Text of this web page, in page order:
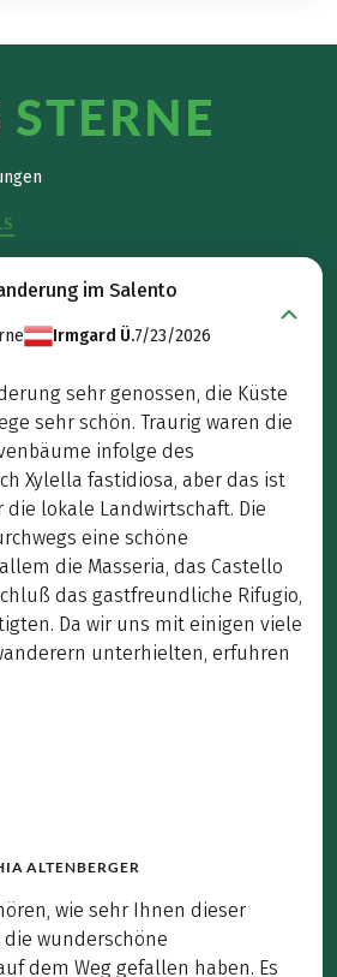
STERNE
im Salento
Irmgard Ü.7/23/2026
sehr genossen, die Küste
sehr schön. Traurig waren die
infolge des
Xylella fastidiosa, aber das ist
die lokale Landwirtschaft. Die
eine schöne
die Masseria, das Castello
das gastfreundliche Rifugio,
Da wir uns mit einigen viele
unterhielten, erfuhren
ALTENBERGER
wie sehr Ihnen dieser
wunderschöne
dem Weg gefallen haben. Es